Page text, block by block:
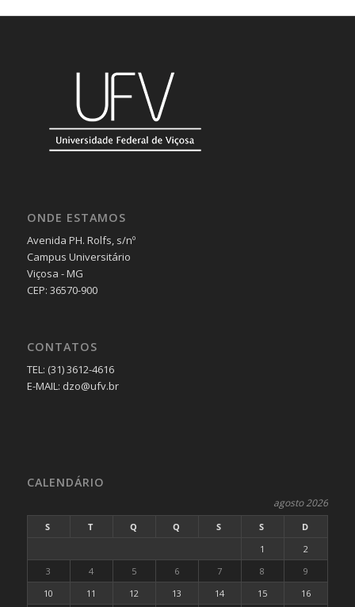
ONDE ESTAMOS
Avenida PH. Rolfs, s/nº
Campus Universitário
Viçosa - MG
CEP: 36570-900
CONTATOS
TEL: (31) 3612-4616
E-MAIL: dzo@ufv.br
CALENDÁRIO
agosto 2026
S T Q Q S S D
1
2
3
4 5 6 7 8
9
10
11 12 13 14 15
16